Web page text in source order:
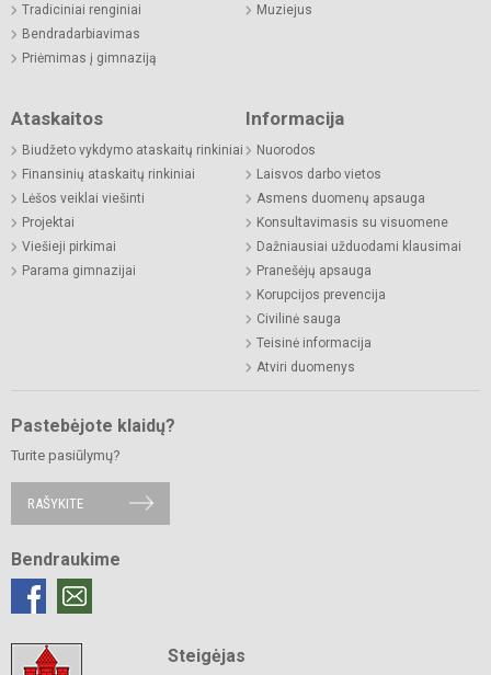
Tradiciniai renginiai
Bendradarbiavimas
Priėmimas į gimnaziją
Muziejus
Ataskaitos
Biudžeto vykdymo ataskaitų rinkiniai
Finansinių ataskaitų rinkiniai
Lėšos veiklai viešinti
Projektai
Viešieji pirkimai
Parama gimnazijai
Informacija
Nuorodos
Laisvos darbo vietos
Asmens duomenų apsauga
Konsultavimasis su visuomene
Dažniausiai užduodami klausimai
Pranešėjų apsauga
Korupcijos prevencija
Civilinė sauga
Teisinė informacija
Atviri duomenys
Pastebėjote klaidų?
Turite pasiūlymų?
RAŠYKITE
Bendraukime
Steigėjas